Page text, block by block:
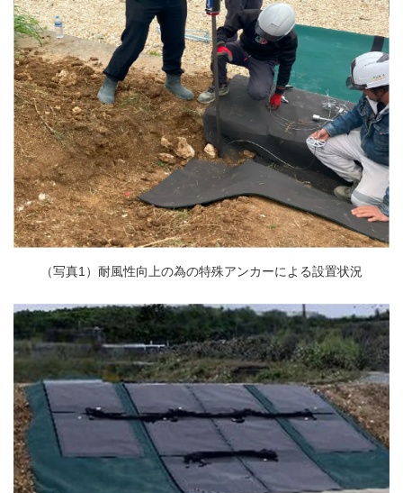
（写真1）耐風性向上の為の特殊アンカーによる設置状況